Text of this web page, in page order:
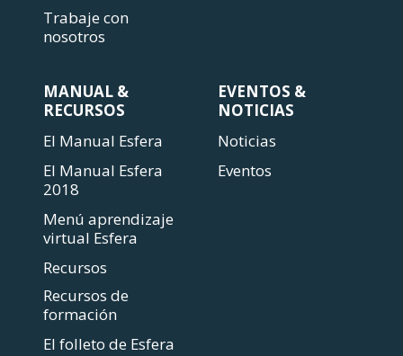
Trabaje con
nosotros
MANUAL &
RECURSOS
El Manual Esfera
El Manual Esfera
2018
Menú aprendizaje
virtual Esfera
Recursos
Recursos de
formación
El folleto de Esfera
EVENTOS &
NOTICIAS
Noticias
Eventos